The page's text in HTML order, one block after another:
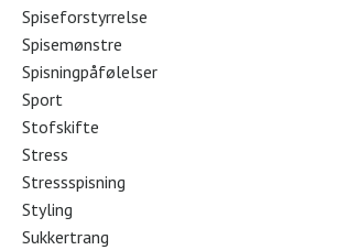
Spiseforstyrrelse
Spisemønstre
Spisningpåfølelser
Sport
Stofskifte
Stress
Stressspisning
Styling
Sukkertrang